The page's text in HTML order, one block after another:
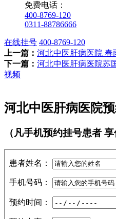
免费电话：
400-8769-120
0311-88786666
在线挂号 400-8769-120
上一篇： 河北中医肝病医院 春
下一篇： 河北中医肝病医院苏
视频
河北中医肝病医院
（凡手机预约挂号患者 享